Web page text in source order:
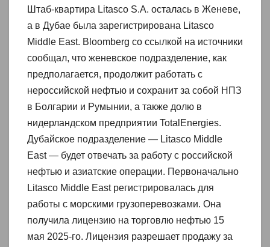
Штаб-квартира Litasco S.A. осталась в Женеве,
а в Дубае была зарегистрирована Litasco
Middle East. Bloomberg со ссылкой на источники
сообщал, что женевское подразделение, как
предполагается, продолжит работать с
нероссийской нефтью и сохранит за собой НПЗ
в Болгарии и Румынии, а также долю в
нидерландском предприятии TotalEnergies.
Дубайское подразделение — Litasco Middle
East — будет отвечать за работу с российской
нефтью и азиатские операции. Первоначально
Litasco Middle East регистрировалась для
работы с морскими грузоперевозками. Она
получила лицензию на торговлю нефтью 15
мая 2025-го. Лицензия разрешает продажу за